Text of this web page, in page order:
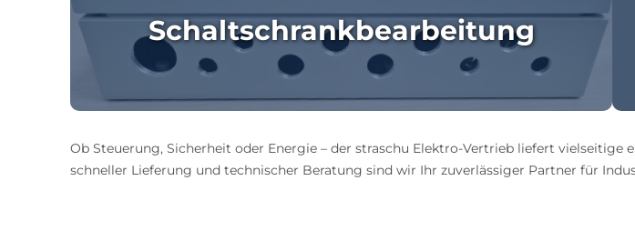
Schaltschrankbearbeitung
Ob Steuerung, Sicherheit oder Energie – der straschu Elektro-Vertrieb liefert
schneller Lieferung und technischer Beratung sind wir Ihr zuverlässiger Partner für